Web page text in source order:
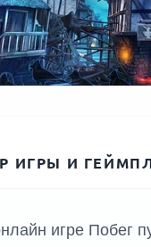
ИГРЫ И
игре Побег